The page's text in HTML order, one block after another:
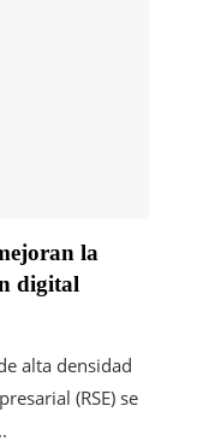
la
digital
alta densidad
(RSE) se